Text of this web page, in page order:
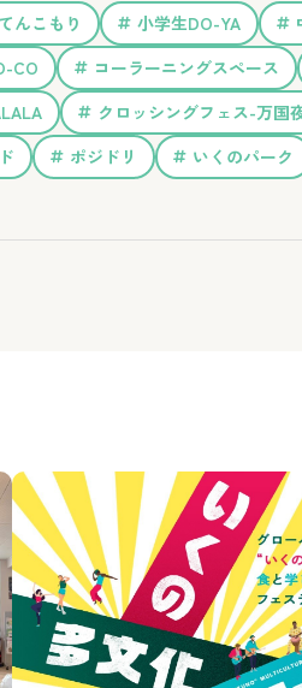
んこもり 小学生DO-YA
CO
コーラーニングスペース
クロッシングフェス-万国
ポジドリ いくのパーク